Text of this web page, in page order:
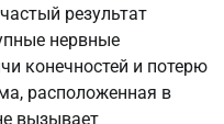
результат
нервные
конечностей и потерю
расположенная в
вызывает